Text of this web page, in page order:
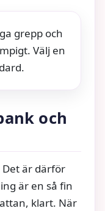
grepp och
Välj en
och
är därför
är en så fin
klart. När